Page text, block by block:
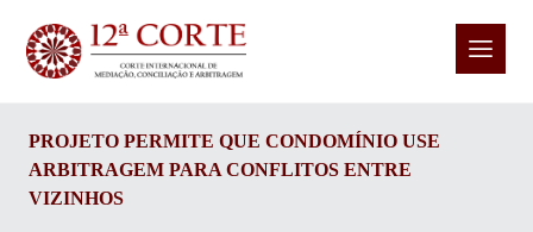
PROJETO PERMITE QUE CONDOMÍNIO USE
ARBITRAGEM PARA CONFLITOS ENTRE
VIZINHOS